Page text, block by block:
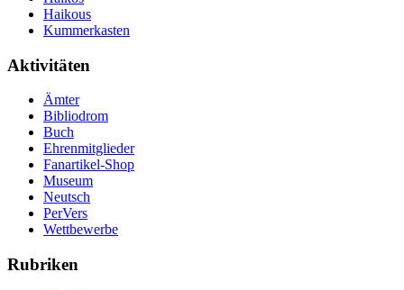
Haikous
Kummerkasten
Aktivitäten
Ämter
Bibliodrom
Buch
Ehrenmitglieder
Fanartikel-Shop
Museum
Neutsch
PerVers
Wettbewerbe
Rubriken